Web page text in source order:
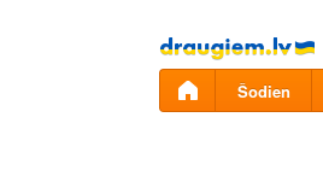
Pāriet
uz
saturu
Šodien